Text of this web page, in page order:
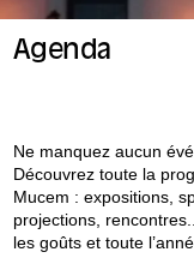
Agenda
Ne manquez aucun
Découvrez toute la
Mucem : expositions,
projections,
les goûts et toute